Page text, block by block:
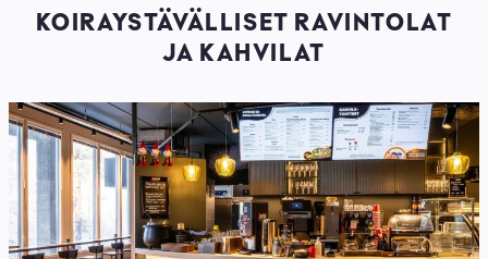
KOIRAYSTÄVÄLLISET RAVINTOLAT
JA KAHVILAT